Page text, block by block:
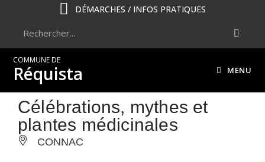
DÉMARCHES / INFOS PRATIQUES
COMMUNE DE
Réquista MENU
Célébrations, mythes et
plantes médicinales
CONNAC